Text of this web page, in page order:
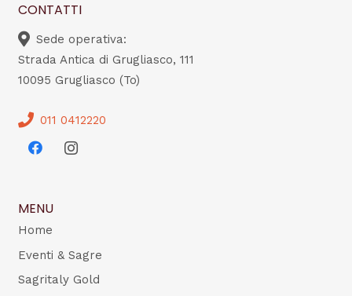
CONTATTI
Sede operativa:
Strada Antica di Grugliasco, 111
10095 Grugliasco (To)
011 0412220
MENU
Home
Eventi & Sagre
Sagritaly Gold